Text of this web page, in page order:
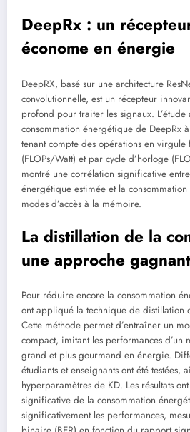
DeepRx : un
économe en énergie
DeepRX, basé sur une architecture
convolutionnelle, est un récepteur
profond pour traiter les signaux.
consommation énergétique de DeepRx
tenant compte des opérations en virgule
(FLOPs/Watt) et par cycle d’horloge
montré une corrélation significative
énergétique estimée et la
modes d’accès à la mémoire.
La distillation de la
une approche
Pour réduire encore la consommation
ont appliqué la technique de distillation
Cette méthode permet d’entraîner un
compact, imitant les performances d’un
grand et plus gourmand en énergie.
étudiants et enseignants ont été testées,
hyperparamètres de KD. Les résultats
significative de la consommation
significativement les performances,